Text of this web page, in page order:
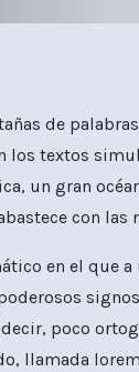
de
los textos
un gran
con las
en el que a
poco
llamada